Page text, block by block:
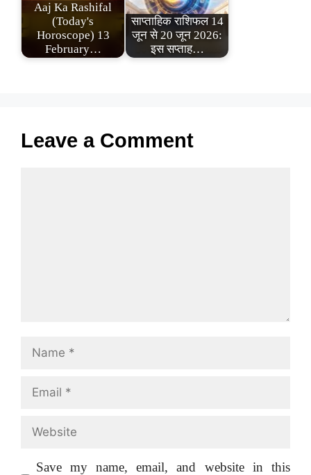
Aaj Ka Rashifal
(Today's
Horoscope) 13
February…
साप्ताहिक राशिफल 14
जून से 20 जून 2026:
इस सप्ताह…
Leave a Comment
Name
Email
Website
Save my name, email, and website in this